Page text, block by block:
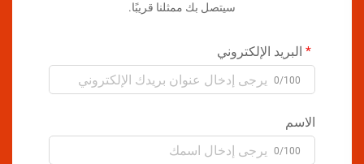
سيتصل بك ممثلنا قريبًا.
البريد الإلكتروني
0/100
الاسم
0/100